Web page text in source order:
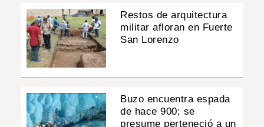
Restos de arquitectura
militar afloran en Fuerte
San Lorenzo
Buzo encuentra espada
de hace 900; se
presume perteneció a un